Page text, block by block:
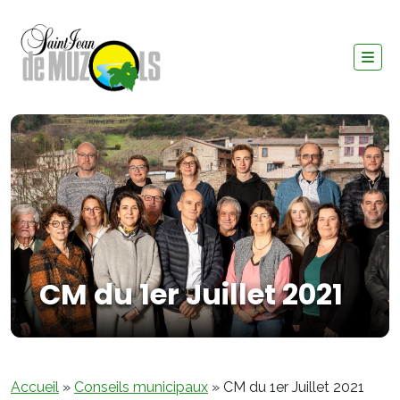
CM du 1er Juillet 2021
Accueil » Conseils municipaux » CM du 1er Juillet 2021